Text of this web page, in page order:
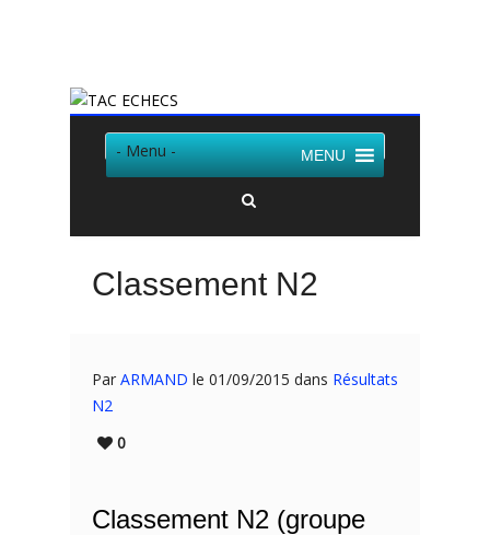
- Menu - MENU
Classement N2
Par ARMAND le 01/09/2015 dans Résultats
N2
0
Classement N2 (groupe